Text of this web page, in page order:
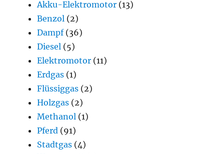
Akku-Elektromotor (13)
Benzol (2)
Dampf(36)
Diesel (5)
Elektromotor (11)
Erdgas (1)
Flüssiggas (2)
Holzgas (2)
Methanol (1)
Pferd (91)
Stadtgas (4)